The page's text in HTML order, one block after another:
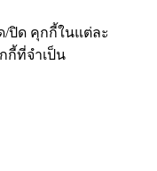
/ปิด คุกกี้ในแต่ละ
กี้ที่จำเป็น